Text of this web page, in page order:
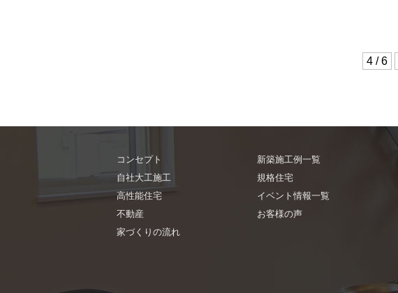
4 / 6
コンセプト
自社大工施工
高性能住宅
不動産
家づくりの流れ
新築施工例一覧
規格住宅
イベント情報一覧
お客様の声